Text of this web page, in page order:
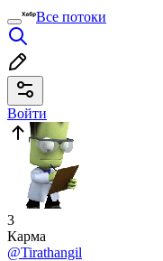
Все потоки
Войти
3
Карма
@Tirathangil